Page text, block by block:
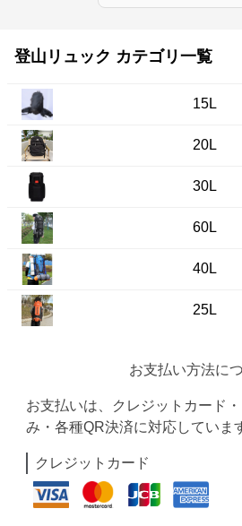
登山リュック カテゴリ一覧
15L
20L
30L
60L
40L
25L
お支払い方法に
お支払いは、クレジットカード
み・各種QR決済に対応していま
クレジットカード